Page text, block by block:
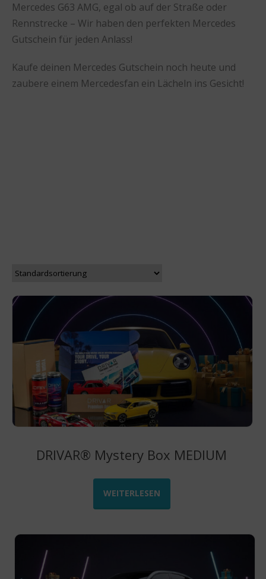
Mercedes G63 AMG, egal ob auf der Straße oder
Rennstrecke – Wir haben den perfekten Mercedes
Gutschein für jeden Anlass!
Kaufe deinen Mercedes Gutschein noch heute und
zaubere einem Mercedesfan ein Lächeln ins Gesicht!
DRIVAR® Mystery Box MEDIUM
WEITERLESEN